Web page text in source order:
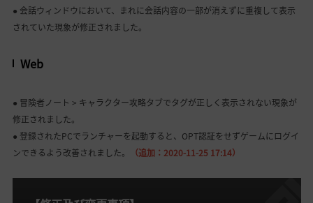
● 会話ウィンドウにおいて、まれに会話内容の一部が消えずに重複して表示
されていた現象が修正されました。
Web
● 冒険者ノート > キャラクター攻略タブでタグが正しく表示されない現象が
修正されました。
● 登録されたPCでランチャーを起動すると、OPT認証をせずゲームにログイ
ンできるよう改善されました。
（追加：2020-11-25 17:14）